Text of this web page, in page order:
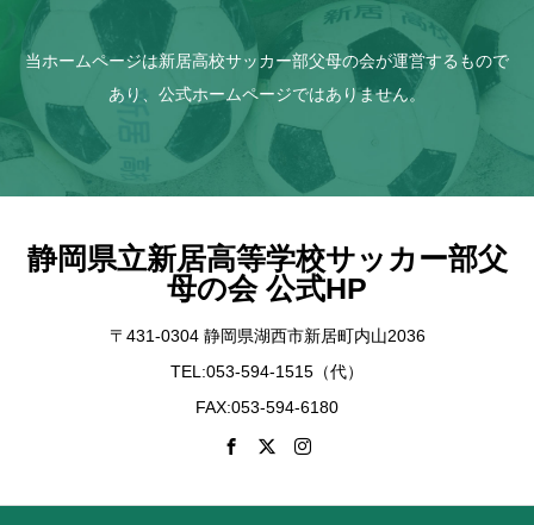
当ホームページは新居高校サッカー部父母の会が運営するもので
あり、公式ホームページではありません。
静岡県立新居高等学校サッカー部父
母の会 公式HP
〒431-0304 静岡県湖西市新居町内山2036
TEL:053-594-1515（代）
FAX:053-594-6180